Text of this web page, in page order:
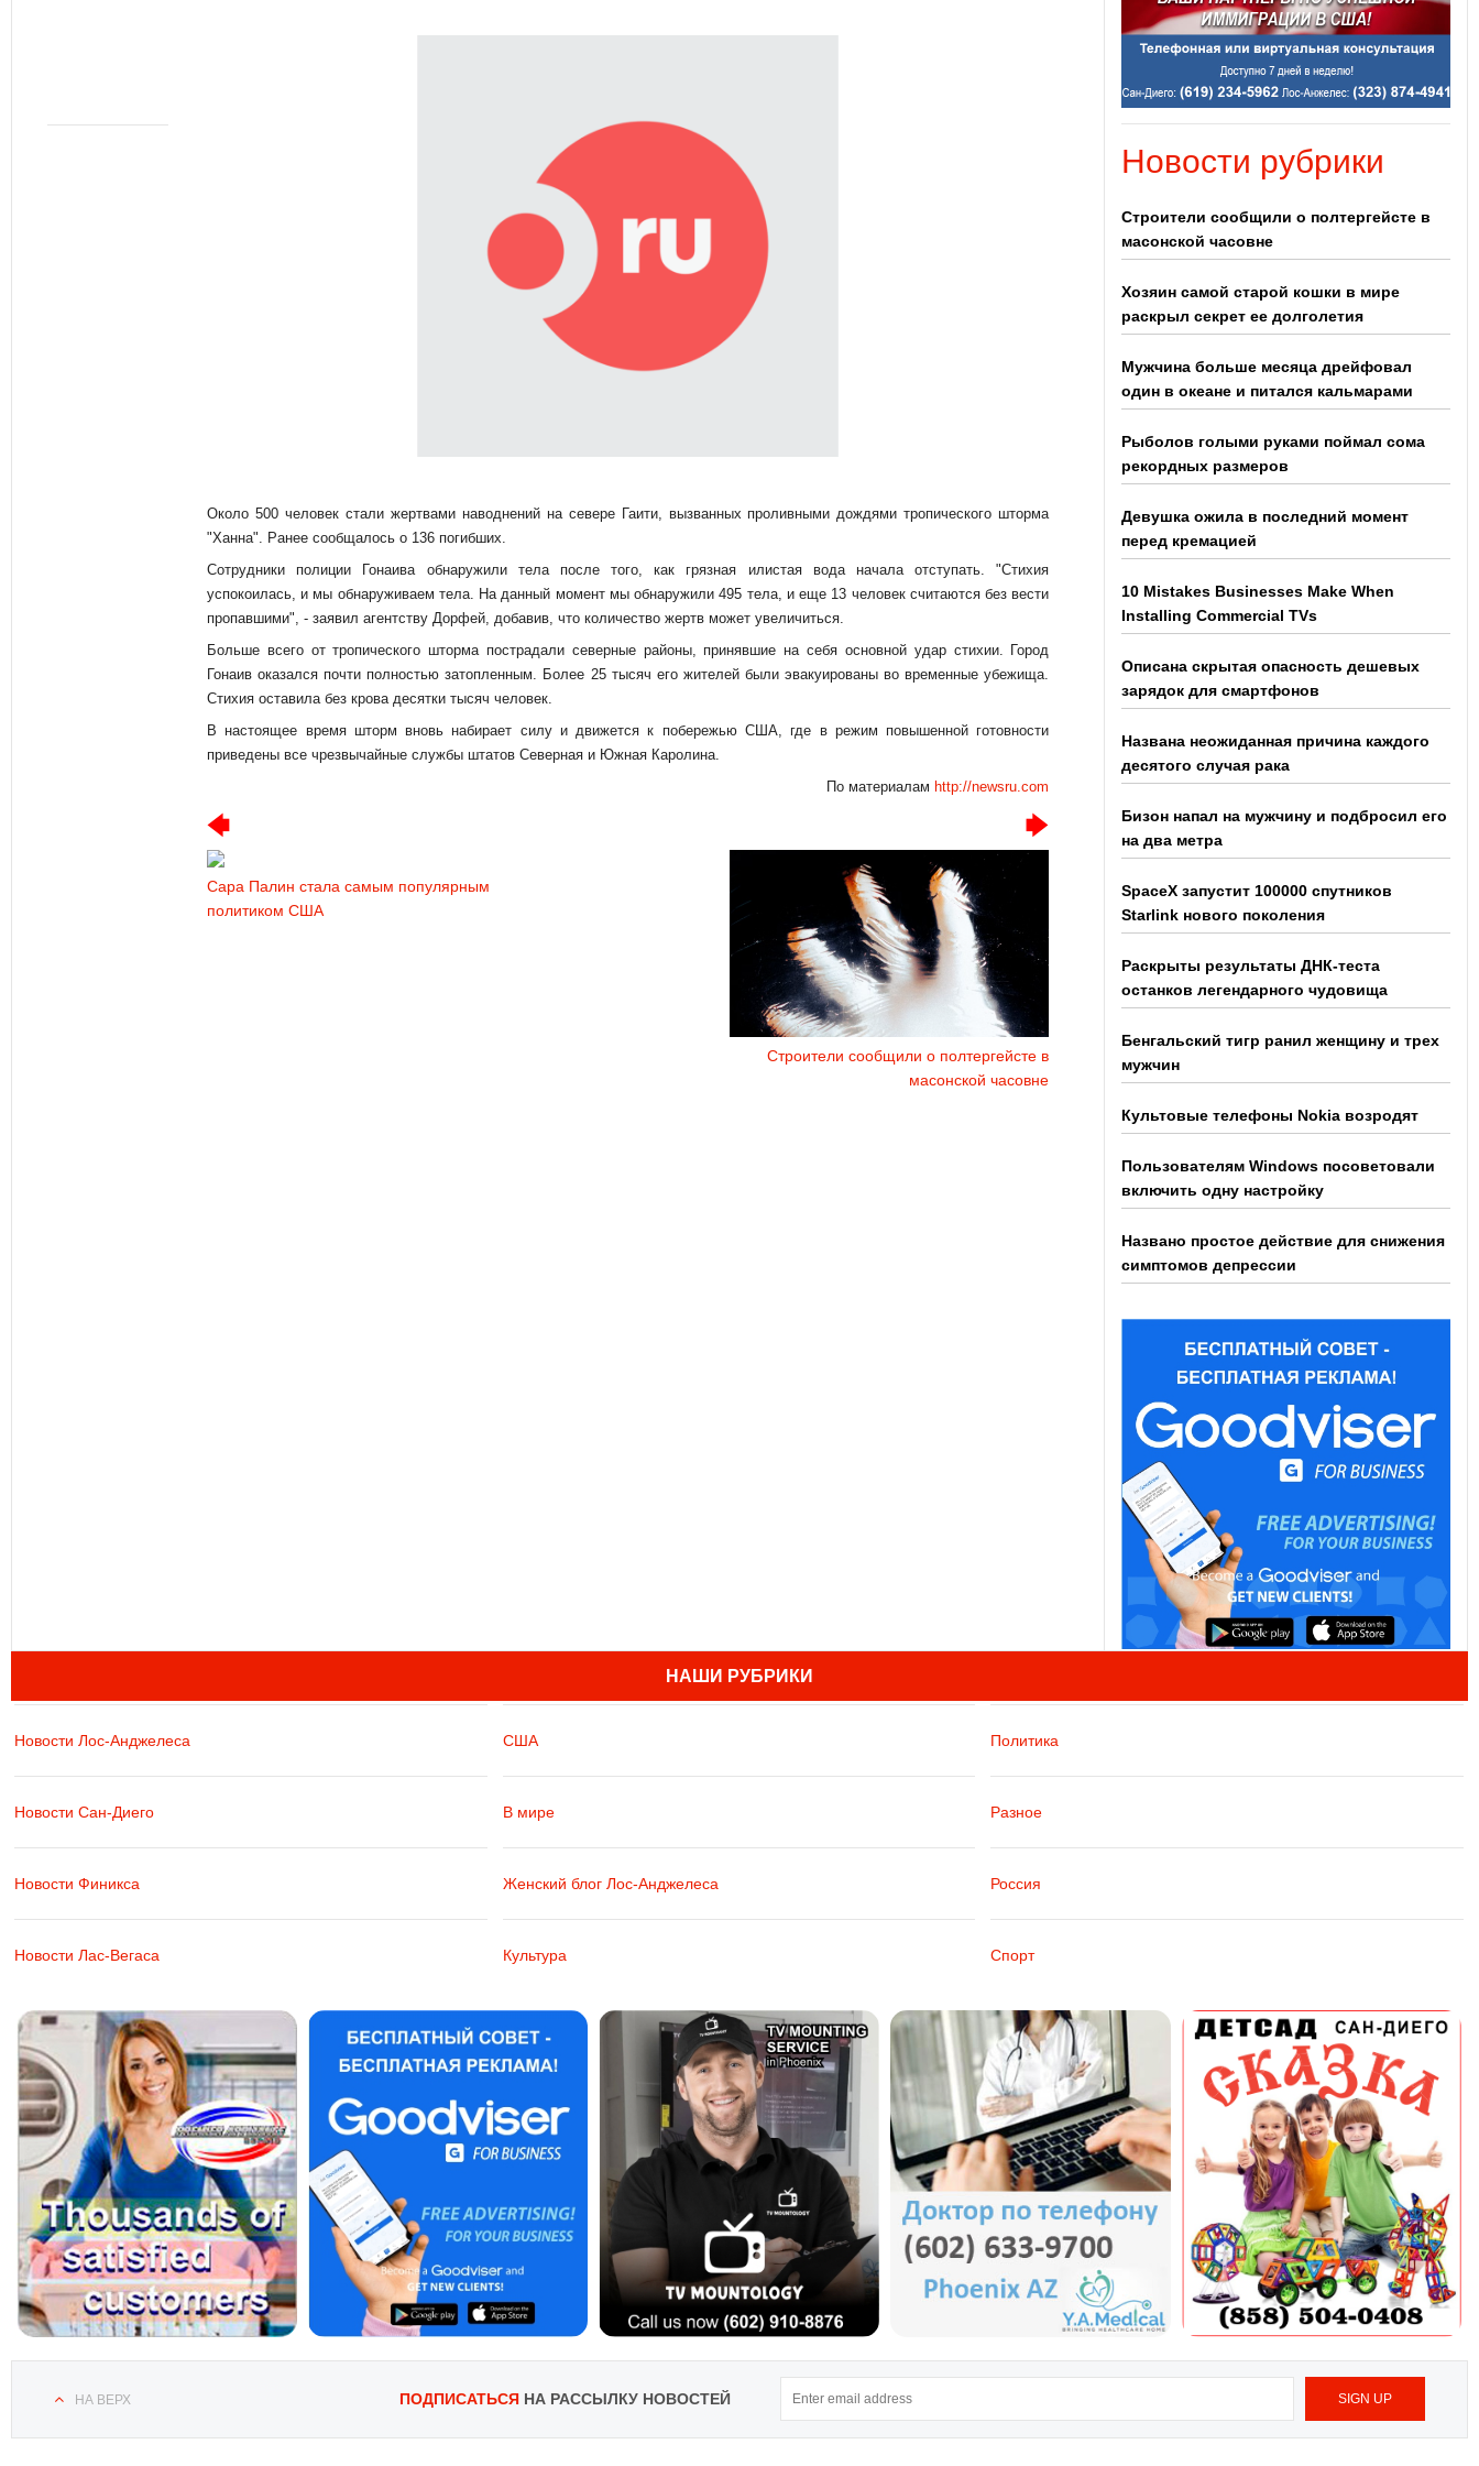
Около 500 человек стали жертвами наводнений на севере Гаити, вызванных проливными дождями тропического шторма
"Ханна". Ранее сообщалось о 136 погибших.
Сотрудники полиции Гонаива обнаружили тела после того, как грязная илистая вода начала отступать. "Стихия
успокоилась, и мы обнаруживаем тела. На данный момент мы обнаружили 495 тела, и еще 13 человек считаются без вести
пропавшими", - заявил агентству Дорфей, добавив, что количество жертв может увеличиться.
Больше всего от тропического шторма пострадали северные районы, принявшие на себя основной удар стихии. Город
Гонаив оказался почти полностью затопленным. Более 25 тысяч его жителей были эвакуированы во временные убежища.
Стихия оставила без крова десятки тысяч человек.
В настоящее время шторм вновь набирает силу и движется к побережью США, где в режим повышенной готовности
приведены все чрезвычайные службы штатов Северная и Южная Каролина.
По материаламhttp://newsru.com
Сара Палин стала самым популярным
политиком США
Строители сообщили о полтергейсте в
масонской часовне
Новости рубрики
Строители сообщили о полтергейсте в
масонской часовне
Хозяин самой старой кошки в мире
раскрыл секрет ее долголетия
Мужчина больше месяца дрейфовал
один в океане и питался кальмарами
Рыболов голыми руками поймал сома
рекордных размеров
Девушка ожила в последний момент
перед кремацией
10 Mistakes Businesses Make When
Installing Commercial TVs
Описана скрытая опасность дешевых
зарядок для смартфонов
Названа неожиданная причина каждого
десятого случая рака
Бизон напал на мужчину и подбросил его
на два метра
SpaceX запустит 100000 спутников
Starlink нового поколения
Раскрыты результаты ДНК-теста
останков легендарного чудовища
Бенгальский тигр ранил женщину и трех
мужчин
Культовые телефоны Nokia возродят
Пользователям Windows посоветовали
включить одну настройку
Названо простое действие для снижения
симптомов депрессии
НАШИ РУБРИКИ
Новости Лос-Анджелеса
Новости Сан-Диего
Новости Финикса
Новости Лас-Вегаса
США
В мире
Женский блог Лос-Анджелеса
Культура
Политика
Разное
Россия
Спорт
НА ВЕРХ ПОДПИСАТЬСЯНА РАССЫЛКУ НОВОСТЕЙ